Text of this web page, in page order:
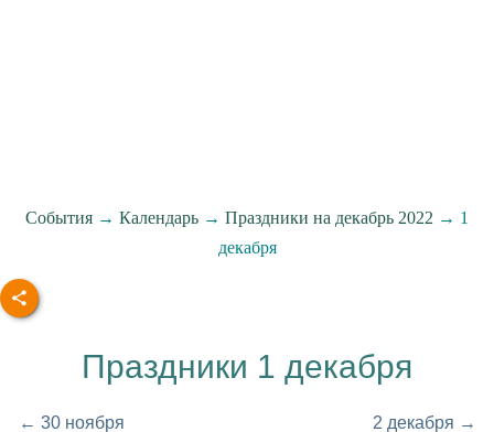
События → Календарь → Праздники на декабрь 2022 → 1
декабря
Праздники 1 декабря
← 30 ноября 2 декабря →